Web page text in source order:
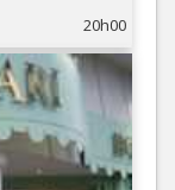
20h00